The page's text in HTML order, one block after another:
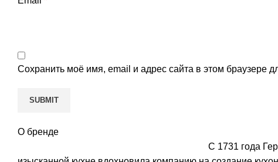
Сохранить моё имя, email и адрес сайта в этом браузере
О бренде
С 1731 года